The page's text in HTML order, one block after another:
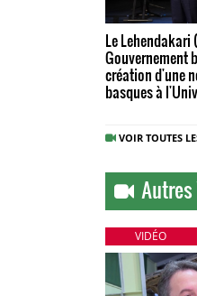
Le Lehendakari
Gouvernement
création d'une
basques à
VOIR TOUTES
Autres
VIDÉO